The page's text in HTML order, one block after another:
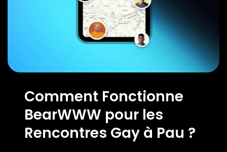
Comment Fonctionne
BearWWW pour les
Rencontres Gay à Pau ?